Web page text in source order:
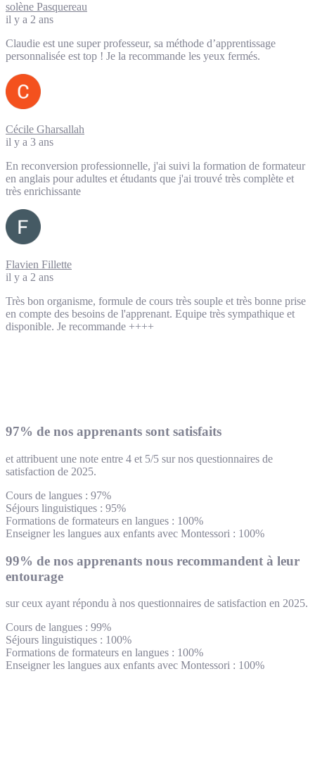
solène Pasquereau
il y a 2 ans
Claudie est une super professeur, sa méthode d’apprentissage
personnalisée est top ! Je la recommande les yeux fermés.
Cécile Gharsallah
il y a 3 ans
En reconversion professionnelle, j'ai suivi la formation de formateur
en anglais pour adultes et étudants que j'ai trouvé très complète et
très enrichissante
Flavien Fillette
il y a 2 ans
Très bon organisme, formule de cours très souple et très bonne prise
en compte des besoins de l'apprenant. Equipe très sympathique et
disponible. Je recommande ++++
97% de nos apprenants sont satisfaits
et attribuent une note entre 4 et 5/5 sur nos questionnaires de
satisfaction de 2025.
Cours de langues : 97%
Séjours linguistiques : 95%
Formations de formateurs en langues : 100%
Enseigner les langues aux enfants avec Montessori : 100%
99% de nos apprenants nous recommandent à leur
entourage
sur ceux ayant répondu à nos questionnaires de satisfaction en 2025.
Cours de langues : 99%
Séjours linguistiques : 100%
Formations de formateurs en langues : 100%
Enseigner les langues aux enfants avec Montessori : 100%